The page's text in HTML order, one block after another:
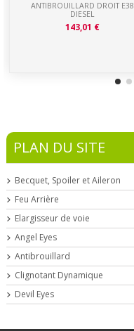
ANTIBROUILLARD DROIT E38
DIESEL
143,01 €
PLAN DU SITE
Becquet, Spoiler et Aileron
Feu Arrière
Elargisseur de voie
Angel Eyes
Antibrouillard
Clignotant Dynamique
Devil Eyes